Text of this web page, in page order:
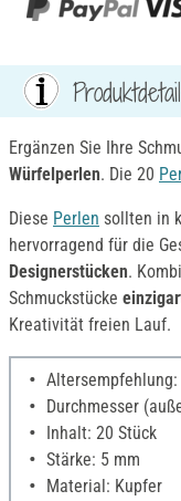
Ergänzen Sie Ihre
Würfelperlen. Die 20
Diese Perlen sollten in
hervorragend für die
Designerstücken.
Schmuckstücke
Kreativität freien Lauf.
Durchmesser
Inhalt: 20 Stück
Stärke: 5 mm
Material: Kupfer